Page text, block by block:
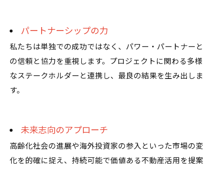
パートナーシップの力
私たちは単独での成功ではなく、パワー・パートナーと
の信頼と協力を重視します。プロジェクトに関わる多様
なステークホルダーと連携し、最良の結果を生み出しま
す。
未来志向のアプローチ
高齢化社会の進展や海外投資家の参入といった市場の変
化を的確に捉え、持続可能で価値ある不動産活用を提案